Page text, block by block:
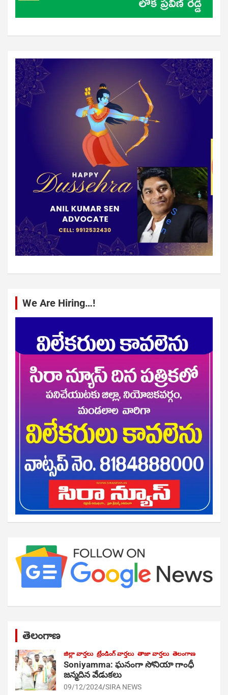
We Are Hiring…!
తెలంగాణ
జిల్లా వార్తలు ట్రేండింగ్ వార్తలు తాజా వార్తలు తెలంగాణ
Soniyamma: ఘ‌నంగా సోనియా గాంధీ
జ‌న్మ‌దిన వేడుక‌లు
09/12/2024 SIRA NEWS